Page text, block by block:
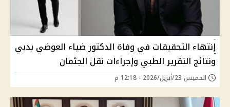
إنتهاء التحقيقات في وفاة الدكتور ضياء العوضي بدبي
ونتائج التقرير الطبي وإجراءات نقل الجثمان
الخميس 23/أبريل/2026 - 12:18 م